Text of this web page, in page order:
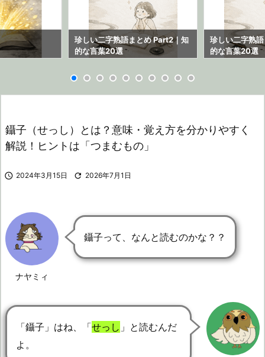
珍しい二字熟語まとめ Part2｜知
的な言葉20選
珍しい二字熟
的な言葉20選
鑷子（せっし）とは？意味・覚え方を分かりやすく
解説！ヒントは「つまむもの」
 2024年3月15日  2026年7月1日
ナヤミィ
鑷子って、なんと読むのかな？？
「鑷子」はね、「せっし 」と読むんだ
よ。